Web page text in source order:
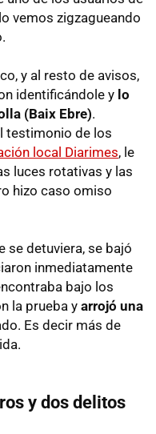
vemos zigzagueando
y al resto de avisos,
identificándole y lo
(Baix Ebre).
testimonio de los
local Diarimes, le
luces rotativas y las
hizo caso omiso
se detuviera, se bajó
inmediatamente
bajo los
la prueba yarrojó una
Es decir más de
y dos delitos